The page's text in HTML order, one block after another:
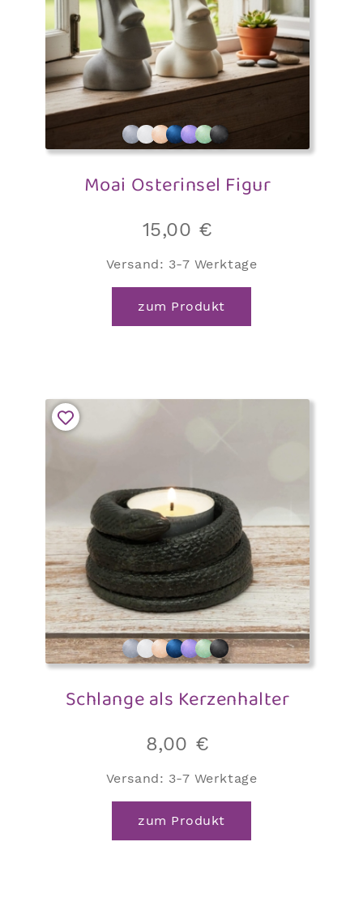
Moai Osterinsel Figur
15,00 €
Versand: 3-7 Werktage
zum Produkt
Schlange als Kerzenhalter
8,00 €
Versand: 3-7 Werktage
zum Produkt